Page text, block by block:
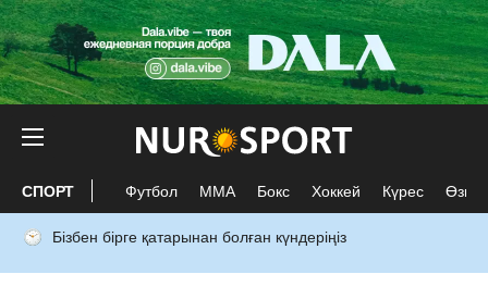
СПОРТ Футбол ММА Бокс Хоккей Күрес Өзге
Бізбен бірге қатарынан болған күндеріңіз